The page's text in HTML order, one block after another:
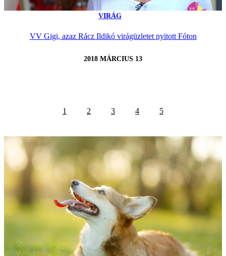
VIRÁG
VV Gigi, azaz Rácz Ildikó virágüzletet nyitott Fóton
2018 MÁRCIUS 13
1 2 3 4 5